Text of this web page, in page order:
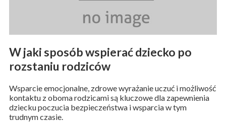
W jaki sposób wspierać dziecko po
rozstaniu rodziców
Wsparcie emocjonalne, zdrowe wyrażanie uczuć i możliwość
kontaktu z oboma rodzicami są kluczowe dla zapewnienia
dziecku poczucia bezpieczeństwa i wsparcia w tym
trudnym czasie.